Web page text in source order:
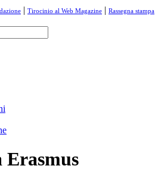
| Tirocinio al Web Magazine | Rassegna stampa